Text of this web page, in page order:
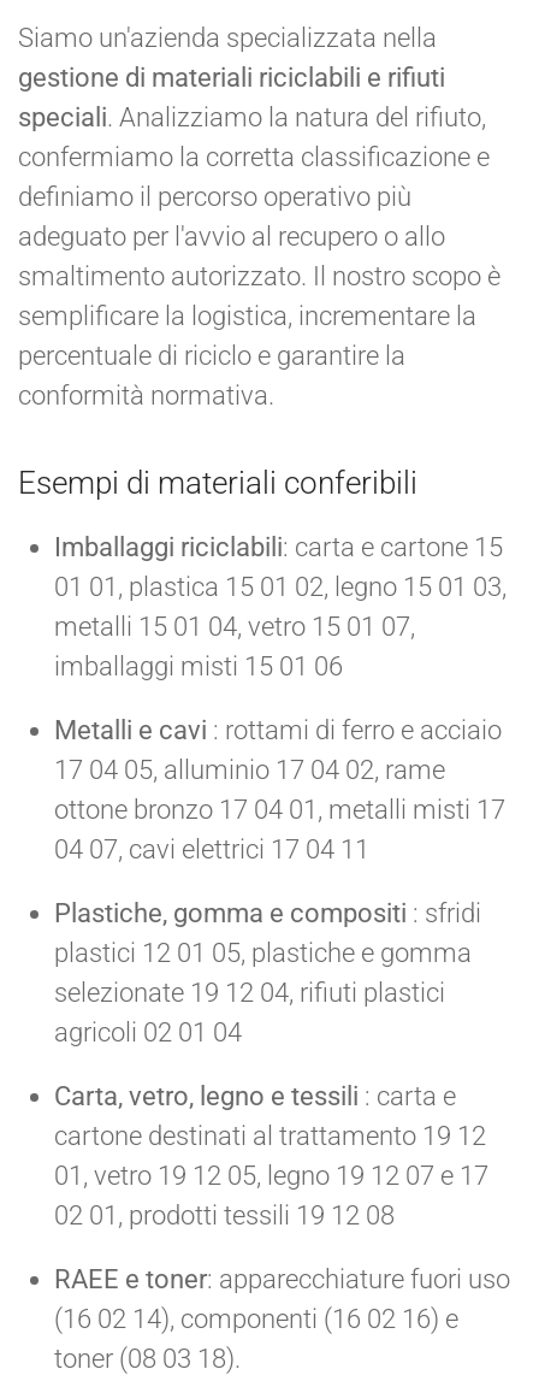
Siamo un'azienda specializzata nella
gestione di materiali riciclabili e rifiuti
speciali. Analizziamo la natura del rifiuto,
confermiamo la corretta classificazione e
definiamo il percorso operativo più
adeguato per l'avvio al recupero o allo
smaltimento autorizzato. Il nostro scopo è
semplificare la logistica, incrementare la
percentuale di riciclo e garantire la
conformità normativa.
Esempi di materiali conferibili
Imballaggi riciclabili: carta e cartone 15
01 01, plastica 15 01 02, legno 15 01 03,
metalli 15 01 04, vetro 15 01 07,
imballaggi misti 15 01 06
Metalli e cavi : rottami di ferro e acciaio
17 04 05, alluminio 17 04 02, rame
ottone bronzo 17 04 01, metalli misti 17
04 07, cavi elettrici 17 04 11
Plastiche, gomma e compositi : sfridi
plastici 12 01 05, plastiche e gomma
selezionate 19 12 04, rifiuti plastici
agricoli 02 01 04
Carta, vetro, legno e tessili : carta e
cartone destinati al trattamento 19 12
01, vetro 19 12 05, legno 19 12 07 e 17
02 01, prodotti tessili 19 12 08
RAEE e toner: apparecchiature fuori uso
(16 02 14), componenti (16 02 16) e
toner (08 03 18).